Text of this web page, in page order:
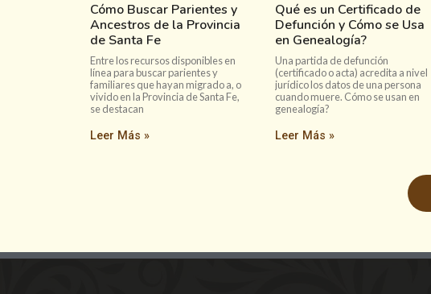
Cómo Buscar Parientes y
Ancestros de la Provincia
de Santa Fe
Entre los recursos disponibles en
línea para buscar parientes y
familiares que hayan migrado a, o
vivido en la Provincia de Santa Fe,
se destacan
Leer Más »
Qué es un Certificado de
Defunción y Cómo se Usa
en Genealogía?
Una partida de defunción
(certificado o acta) acredita a nivel
jurídico los datos de una persona
cuando muere. Cómo se usan en
genealogía?
Leer Más »